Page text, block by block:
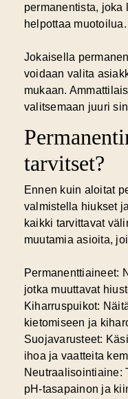
permanentista, joka
helpottaa muotoilua.
Jokaisella
voidaan valita
mukaan.
valitsemaan juuri
tarvitset?
Ennen kuin aloitat
valmistella hiukset
kaikki tarvittavat
muutamia asioita,
Permanenttiaineet:
jotka muuttavat
Kiharruspuikot:
kietomiseen ja
Suojavarusteet:
ihoa ja vaatteita
Neutraalisointiaine:
pH-tasapainon ja